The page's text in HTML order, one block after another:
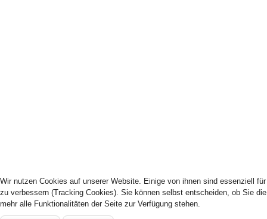
Wir nutzen Cookies auf unserer Website. Einige von ihnen sind essenziell
zu verbessern (Tracking Cookies). Sie können selbst entscheiden, ob Sie
mehr alle Funktionalitäten der Seite zur Verfügung stehen.